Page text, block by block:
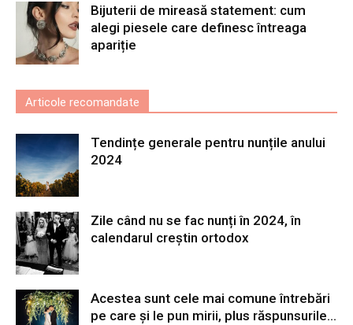
Bijuterii de mireasă statement: cum
alegi piesele care definesc întreaga
apariție
Articole recomandate
Tendințe generale pentru nunțile anului
2024
Zile când nu se fac nunți în 2024, în
calendarul creștin ortodox
Acestea sunt cele mai comune întrebări
pe care și le pun mirii, plus răspunsurile...